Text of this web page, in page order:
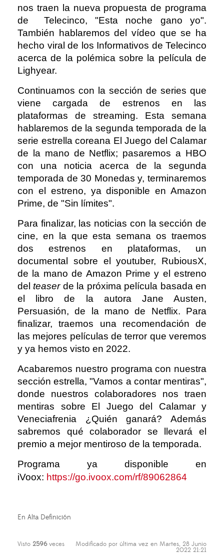
nos traen la nueva propuesta de programa
de Telecinco, "Esta noche gano yo".
También hablaremos del vídeo que se ha
hecho viral de los Informativos de Telecinco
acerca de la polémica sobre la película de
Lighyear.
Continuamos con la sección de series que
viene cargada de estrenos en las
plataformas de streaming. Esta semana
hablaremos de la segunda temporada de la
serie estrella coreana El Juego del Calamar
de la mano de Netflix; pasaremos a HBO
con una noticia acerca de la segunda
temporada de 30 Monedas y, terminaremos
con el estreno, ya disponible en Amazon
Prime, de "Sin límites".
Para finalizar, las noticias con la sección de
cine, en la que esta semana os traemos
dos estrenos en plataformas, un
documental sobre el youtuber, RubiousX,
de la mano de Amazon Prime y el estreno
delteaserde la próxima película basada en
el libro de la autora Jane Austen,
Persuasión, de la mano de Netflix. Para
finalizar, traemos una recomendación de
las mejores películas de terror que veremos
y ya hemos visto en 2022.
Acabaremos nuestro programa con nuestra
sección estrella, "Vamos a contar mentiras",
donde nuestros colaboradores nos traen
mentiras sobre El Juego del Calamar y
Veneciafrenia ¿Quién ganará? Además
sabremos qué colaborador se llevará el
premio a mejor mentiroso de la temporada.
Programa ya disponible en
iVoox: https://go.ivoox.com/rf/89062864
En Alta Definición
Visto 2596veces Modificado por última vez en Martes, 28 Junio
2022 21:21